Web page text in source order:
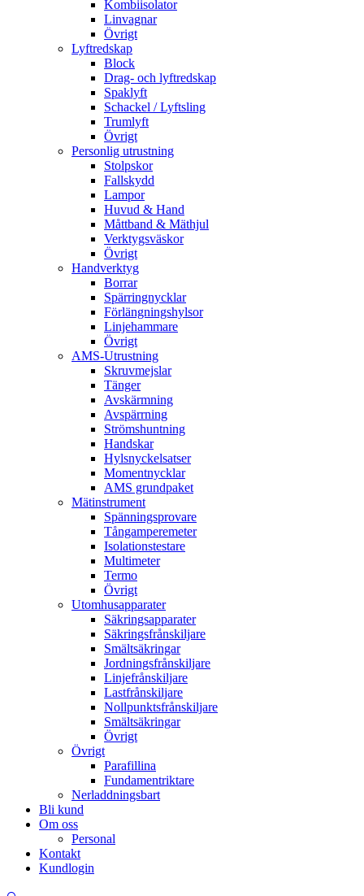
Kombiisolator
Linvagnar
Övrigt
Lyftredskap
Block
Drag- och lyftredskap
Spaklyft
Schackel / Lyftsling
Trumlyft
Övrigt
Personlig utrustning
Stolpskor
Fallskydd
Lampor
Huvud & Hand
Måttband & Mäthjul
Verktygsväskor
Övrigt
Handverktyg
Borrar
Spärringnycklar
Förlängningshylsor
Linjehammare
Övrigt
AMS-Utrustning
Skruvmejslar
Tänger
Avskärmning
Avspärrning
Strömshuntning
Handskar
Hylsnyckelsatser
Momentnycklar
AMS grundpaket
Mätinstrument
Spänningsprovare
Tångamperemeter
Isolationstestare
Multimeter
Termo
Övrigt
Utomhusapparater
Säkringsapparater
Säkringsfrånskiljare
Smältsäkringar
Jordningsfrånskiljare
Linjefrånskiljare
Lastfrånskiljare
Nollpunktsfrånskiljare
Smältsäkringar
Övrigt
Övrigt
Parafillina
Fundamentriktare
Nerladdningsbart
Bli kund
Om oss
Personal
Kontakt
Kundlogin